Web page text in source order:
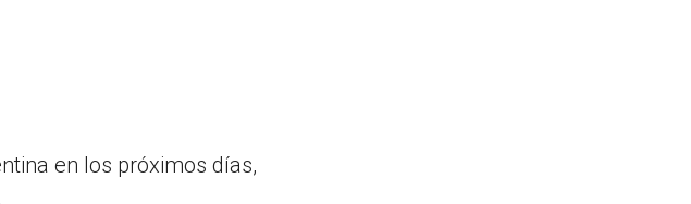
en los próximos días,